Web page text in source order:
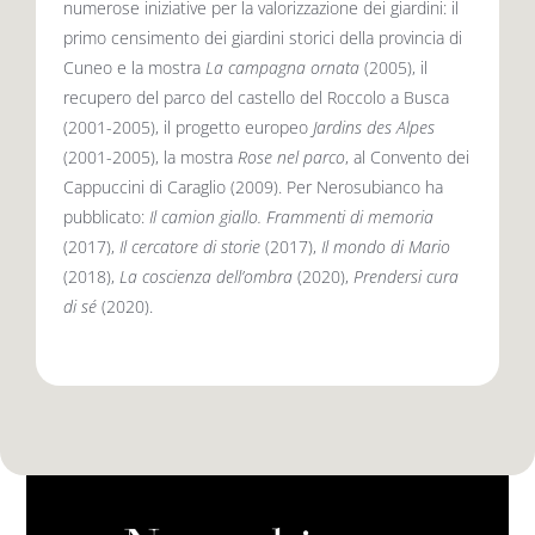
numerose iniziative per la valorizzazione dei giardini: il
primo censimento dei giardini storici della provincia di
Cuneo e la mostra La campagna ornata (2005), il
recupero del parco del castello del Roccolo a Busca
(2001-2005), il progetto europeo Jardins des Alpes
(2001-2005), la mostraRose nel parco, al Convento dei
Cappuccini di Caraglio (2009). Per Nerosubianco ha
pubblicato:Il camion giallo. Frammenti di memoria
(2017),Il cercatore di storie (2017), Il mondo di Mario
(2018),La coscienza dell’ombra (2020),Prendersi cura
di sé (2020).